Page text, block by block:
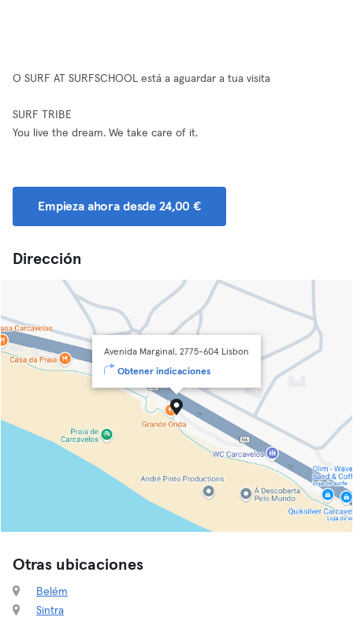
O SURF AT SURFSCHOOL está a aguardar a tua visita
SURF TRIBE
You live the dream. We take care of it.
Empieza ahora desde 24,00 €
Dirección
Avenida Marginal, 2775-604 Lisbon
Obtener indicaciones
Otras ubicaciones
Belém
Sintra